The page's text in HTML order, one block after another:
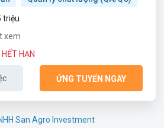
triệu
xem
HẠN
ỨNG TUYỂN NGAY
San Agro Investment